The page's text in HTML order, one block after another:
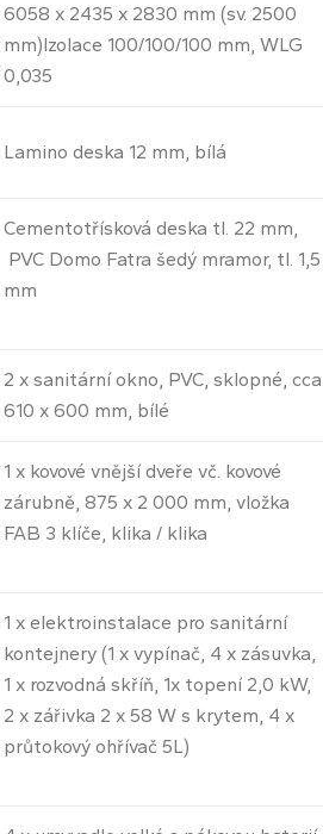
6058 x 2435 x 2830 mm (sv. 2500
mm)Izolace 100/100/100 mm, WLG
0,035
Lamino deska 12 mm, bílá
Cementotřísková deska tl. 22 mm,
PVC Domo Fatra šedý mramor, tl. 1,5
mm
2 x sanitární okno, PVC, sklopné, cca
610 x 600 mm, bílé
1 x kovové vnější dveře vč. kovové
zárubně, 875 x 2 000 mm, vložka
FAB 3 klíče, klika / klika
1 x elektroinstalace pro sanitární
kontejnery (1 x vypínač, 4 x zásuvka,
1 x rozvodná skříň, 1x topení 2,0 kW,
2 x zářivka 2 x 58 W s krytem, 4 x
průtokový ohřívač 5L)